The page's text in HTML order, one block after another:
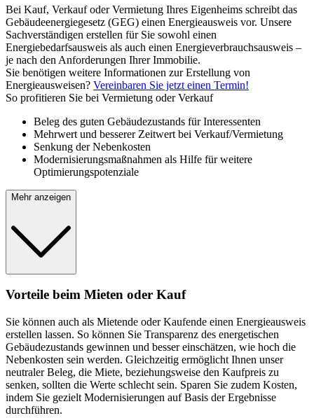
Bei Kauf, Verkauf oder Vermietung Ihres Eigenheims schreibt das
Gebäudeenergiegesetz (GEG) einen Energieausweis vor. Unsere
Sachverständigen erstellen für Sie sowohl einen
Energiebedarfsausweis als auch einen Energieverbrauchsausweis –
je nach den Anforderungen Ihrer Immobilie.
Sie benötigen weitere Informationen zur Erstellung von
Energieausweisen? Vereinbaren Sie jetzt einen Termin!
So profitieren Sie bei Vermietung oder Verkauf
Beleg des guten Gebäudezustands für Interessenten
Mehrwert und besserer Zeitwert bei Verkauf/Vermietung
Senkung der Nebenkosten
Modernisierungsmaßnahmen als Hilfe für weitere
Optimierungspotenziale
Mehr anzeigen
Vorteile beim Mieten oder Kauf
Sie können auch als Mietende oder Kaufende einen Energieausweis
erstellen lassen. So können Sie Transparenz des energetischen
Gebäudezustands gewinnen und besser einschätzen, wie hoch die
Nebenkosten sein werden. Gleichzeitig ermöglicht Ihnen unser
neutraler Beleg, die Miete, beziehungsweise den Kaufpreis zu
senken, sollten die Werte schlecht sein. Sparen Sie zudem Kosten,
indem Sie gezielt Modernisierungen auf Basis der Ergebnisse
durchführen.